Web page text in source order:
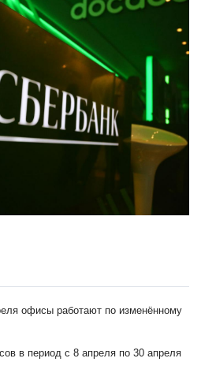
офисы работают по изменённому
в период с 8 апреля по 30 апреля